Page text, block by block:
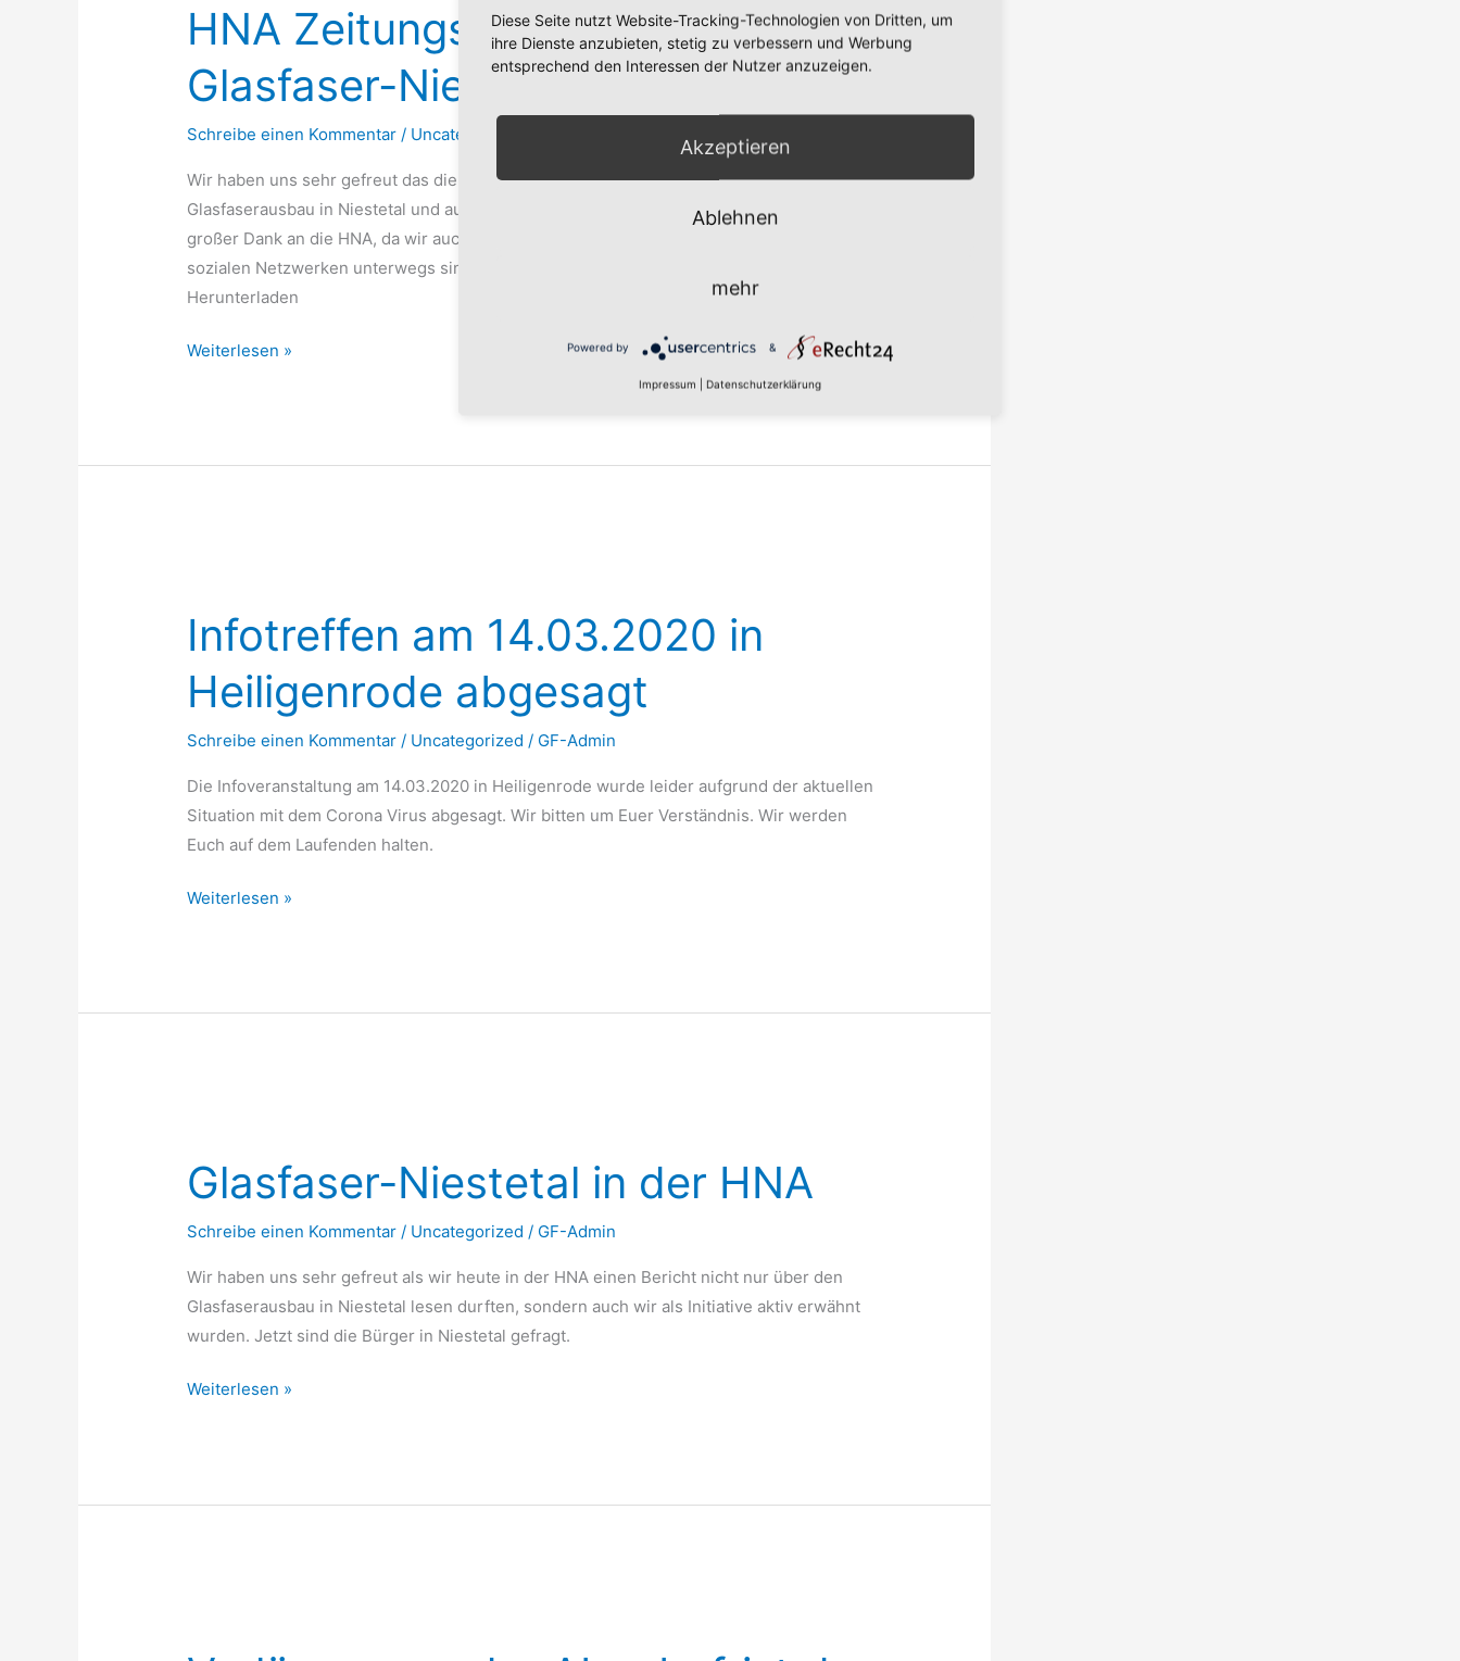
HNA Zeitungsbericht über
Glasfaser-Niestetal (14.03.2020)
Schreibe einen Kommentar / Uncategorized
Wir haben uns sehr gefreut das die lokale Tageszeitung HNA aus Kassel erneut über den
Glasfaserausbau in Niestetal und auch über uns als Bürgerinitiative berichtet hat. Ein
großer Dank an die HNA, da wir auch damit Personen erreichen können, welche nicht in
sozialen Netzwerken unterwegs sind. HNA-Bericht-glasfaser-niestetal.de-14.03.2020
Herunterladen
über
Glasfaser-
Niestetal
(14.03.2020)
Weiterlesen »
Infotreffen am 14.03.2020 in
Heiligenrode abgesagt
Schreibe einen Kommentar / Uncategorized / GF-Admin
Die Infoveranstaltung am 14.03.2020 in Heiligenrode wurde leider aufgrund der aktuellen
Situation mit dem Corona Virus abgesagt. Wir bitten um Euer Verständnis. Wir werden
Euch auf dem Laufenden halten.
14.03.2020
in
Heiligenrode
abgesagt
Weiterlesen »
Glasfaser-Niestetal in der HNA
Schreibe einen Kommentar / Uncategorized / GF-Admin
Wir haben uns sehr gefreut als wir heute in der HNA einen Bericht nicht nur über den
Glasfaserausbau in Niestetal lesen durften, sondern auch wir als Initiative aktiv erwähnt
wurden. Jetzt sind die Bürger in Niestetal gefragt.
in
der
HNA
Weiterlesen »
Diese Seite nutzt Website-Tracking-Technologien von Dritten, um
ihre Dienste anzubieten, stetig zu verbessern und Werbung
entsprechend den Interessen der Nutzer anzuzeigen.
Akzeptieren
Ablehnen
mehr
Powered by &
Impressum Datenschutzerklärung